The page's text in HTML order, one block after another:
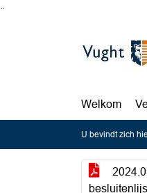
Welkom
U bevindt zich